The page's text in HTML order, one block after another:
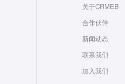
关于CRMEB
合作伙伴
新闻动态
联系我们
加入我们